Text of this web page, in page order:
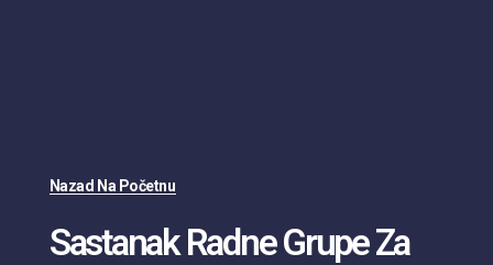
Nazad Na Početnu
Sastanak Radne Grupe Za